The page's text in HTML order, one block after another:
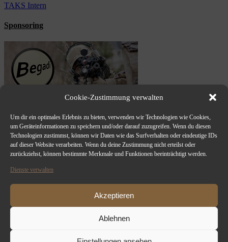
Cookie-Zustimmung verwalten
Um dir ein optimales Erlebnis zu bieten, verwenden wir Technologien wie Cookies,
um Geräteinformationen zu speichern und/oder darauf zuzugreifen. Wenn du diesen
Technologien zustimmst, können wir Daten wie das Surfverhalten oder eindeutige IDs
auf dieser Website verarbeiten. Wenn du deine Zustimmung nicht erteilst oder
zurückziehst, können bestimmte Merkmale und Funktionen beeinträchtigt werden.
Dienste verwalten
Akzeptieren
Ablehnen
TAKS Intern
Sponsoring